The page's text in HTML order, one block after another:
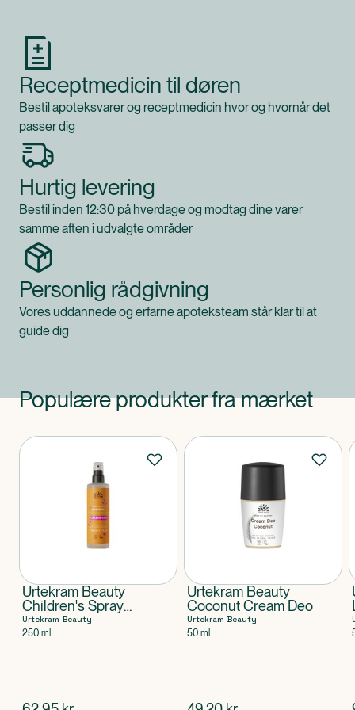
Receptmedicin til døren
Bestil apoteksvarer og receptmedicin hvor og hvornår det
passer dig
Hurtig levering
Bestil inden 12:30 på hverdage og modtag dine varer
samme aften i udvalgte områder
Personlig rådgivning
Vores uddannede og erfarne apoteksteam står klar til at
guide dig
Populære produkter fra mærket
Produkter
Urtekram Beauty
Children's Spray
Conditioner Leave In
Urtekram Beauty
250 ml
Urtekram Beauty
Coconut Cream Deo
Urtekram Beauty
50 ml